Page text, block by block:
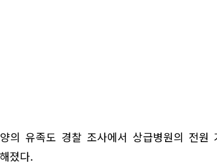
의 유족도 경찰 조사에서 상급병원의 전
졌다.